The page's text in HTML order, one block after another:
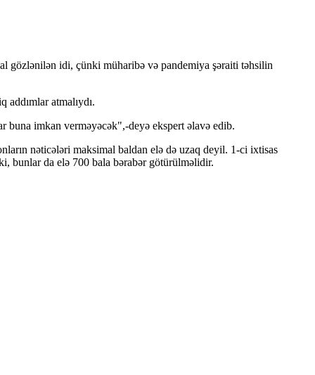
gözlənilən idi, çünki müharibə və pandemiya şəraiti təhsilin
atmalıydı.
buna imkan verməyəcək",-deyə ekspert əlavə edib.
nəticələri maksimal baldan elə də uzaq deyil. 1-ci ixtisas
bunlar da elə 700 bala bərabər götürülməlidir.